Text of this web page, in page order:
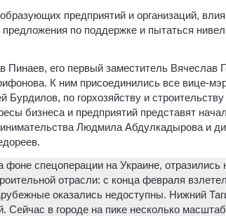
предприятий и организаций,
по поддержке и пытаться
его первый заместитель Вячеслав
К ним присоединились все вице-
Бурдилов, по горхозяйству и
бизнеса и предприятий представят
Людмила Абдулкадырова и
фоне спецоперации на Украине, отразились
отрасли: с конца февраля
оказались недоступны. Нижний
Сейчас в городе на пике несколько